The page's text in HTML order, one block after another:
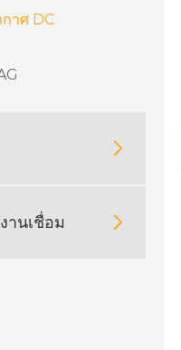
าศ DC

านเชื่อม 